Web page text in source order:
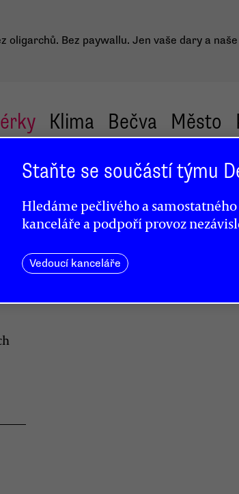
oligarchů. Bez paywallu. Jen vaše dary a
Klima Bečva Město
Staňte se součástí týmu
Hledáme pečlivého a
kanceláře a podpoří provoz
Vedoucí kanceláře